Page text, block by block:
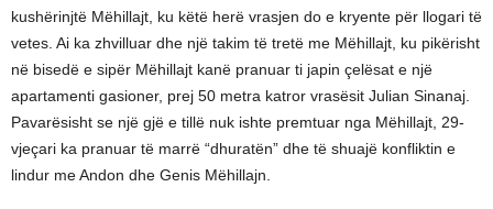
kushërinjtë Mëhillajt, ku këtë herë vrasjen do e kryente për llogari të
vetes. Ai ka zhvilluar dhe një takim të tretë me Mëhillajt, ku pikërisht
në bisedë e sipër Mëhillajt kanë pranuar ti japin çelësat e një
apartamenti gasioner, prej 50 metra katror vrasësit Julian Sinanaj.
Pavarësisht se një gjë e tillë nuk ishte premtuar nga Mëhillajt, 29-
vjeçari ka pranuar të marrë “dhuratën” dhe të shuajë konfliktin e
lindur me Andon dhe Genis Mëhillajn.